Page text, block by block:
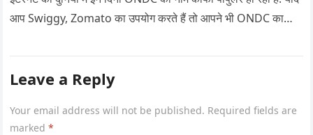
आप Swiggy, Zomato का उपयोग करते हैं तो आपने भी ONDC का…
Leave a Reply
Your email address will not be published. Required fields are
marked*